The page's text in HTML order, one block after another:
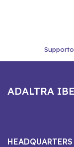
ADALTRA
HEADQUARTERS